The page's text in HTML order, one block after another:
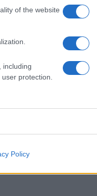
of the website
including
protection.
Policy
στόχο